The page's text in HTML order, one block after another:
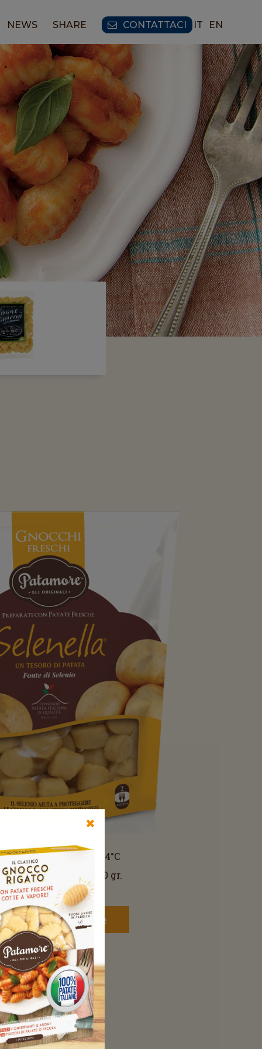
NEWS SHARE CONTATTACI IT EN
✖
in frigorifero a +4°C
in confezione da 400 gr.
tutte le ricette